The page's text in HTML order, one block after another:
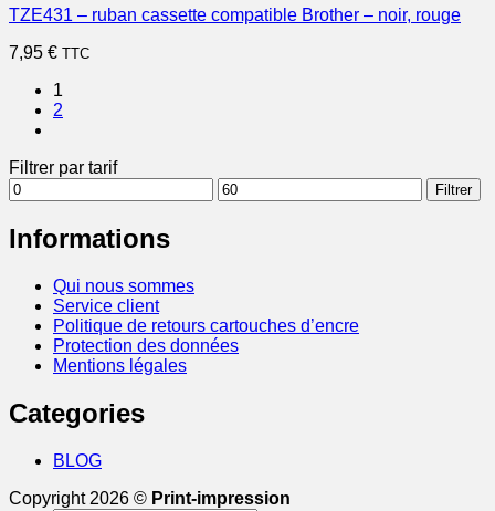
TZE431 – ruban cassette compatible Brother – noir, rouge
7,95 € TTC
1
2
Filtrer par tarif
Prix
min
Prix
max
Filtrer
Informations
Qui nous sommes
Service client
Politique de retours cartouches d’encre
Protection des données
Mentions légales
Categories
BLOG
Copyright 2026 © Print-impression